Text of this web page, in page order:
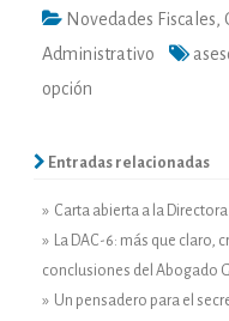
Novedades Fiscales,
Administrativo
opción
Entradas relacionadas
» Carta abierta a la
» La DAC-6: más que claro,
conclusiones del Abogado
» Un pensadero para el